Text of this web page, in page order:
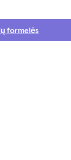
formelės